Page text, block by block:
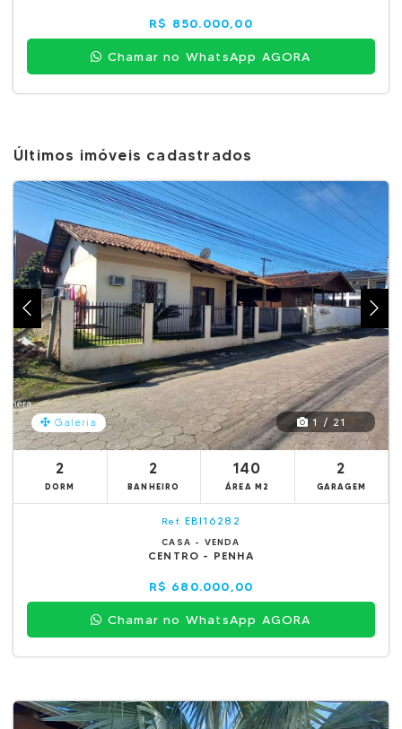
R$ 850.000,00
Chamar no WhatsApp AGORA
Últimos imóveis cadastrados
Galeria 1 / 21
2
DORM
2
BANHEIRO
140
ÁREA M2
2
GARAGEM
Ref. EBI16282
CASA - VENDA
CENTRO - PENHA
R$ 680.000,00
Chamar no WhatsApp AGORA